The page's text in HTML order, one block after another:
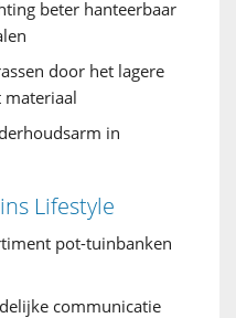
beter hanteerbaar
door het lagere
materiaal
in
Lifestyle
pot-tuinbanken
communicatie